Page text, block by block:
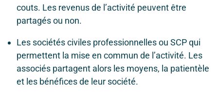
couts. Les revenus de l’activité peuvent être
partagés ou non.
Les sociétés civiles professionnelles ou SCP qui
permettent la mise en commun de l’activité. Les
associés partagent alors les moyens, la patientèle
et les bénéfices de leur société.